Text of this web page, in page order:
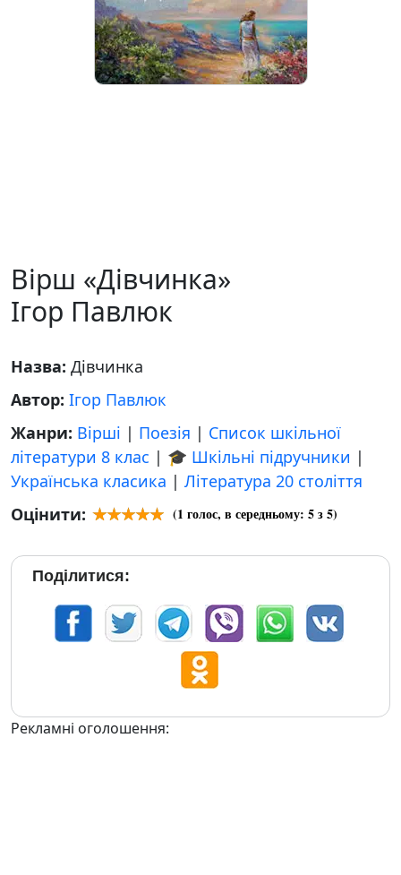
Вірш «Дівчинка»
Ігор Павлюк
Назва: Дівчинка
Автор: Ігор Павлюк
Жанри: Вірші | Поезія | Список шкільної
літератури 8 клас | 🎓 Шкільні підручники |
Українська класика | Література 20 століття
Оцінити:
(1 голос, в середньому: 5з 5)
Поділитися:
Рекламні оголошення: